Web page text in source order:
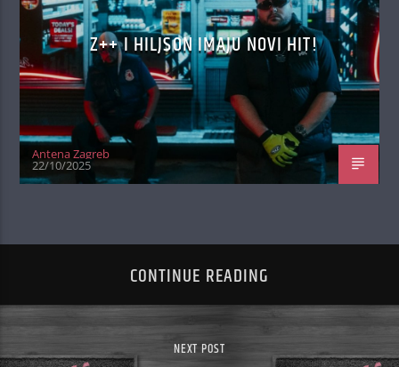
Z++ I HILJSON IMAJU NOVI HIT!
Antena Zagreb
22/10/2025
CONTINUE READING
NEXT POST